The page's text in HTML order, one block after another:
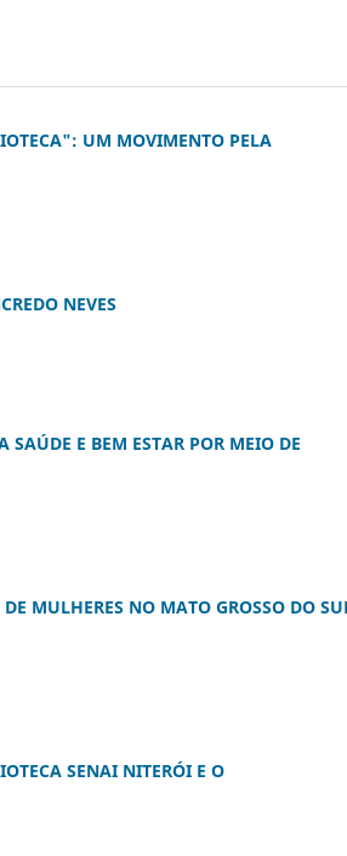
UM MOVIMENTO PELA
NEVES
E BEM ESTAR POR MEIO DE
MULHERES NO MATO GROSSO DO
SENAI NITERÓI E O